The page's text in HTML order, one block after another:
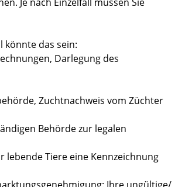
Je nach Einzelfall müssen Sie
könnte das sein:
Darlegung des
Zuchtnachweis vom Züchter
Behörde zur legalen
lebende Tiere eine Kennzeichnung